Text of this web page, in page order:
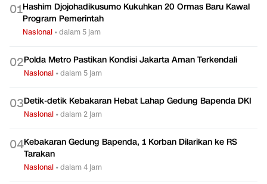
01Hashim Djojohadikusumo Kukuhkan 20 Ormas Baru Kawal
Program Pemerintah
Nasional •dalam 5 jam
02Polda Metro Pastikan Kondisi Jakarta Aman Terkendali
Nasional •dalam 5 jam
03Detik-detik Kebakaran Hebat Lahap Gedung Bapenda DKI
Nasional •dalam 2 jam
04Kebakaran Gedung Bapenda, 1 Korban Dilarikan ke RS
Tarakan
Nasional •dalam 4 jam